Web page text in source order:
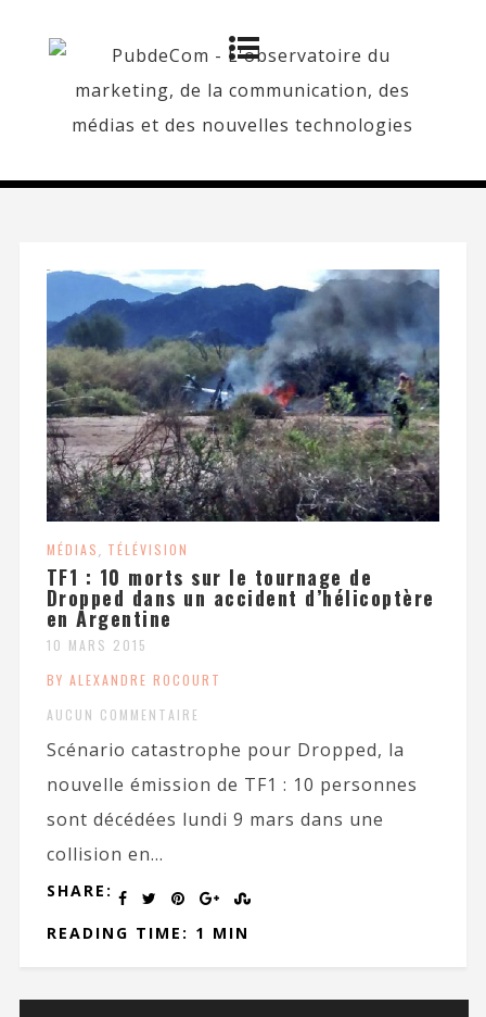
MÉDIAS, TÉLÉVISION
TF1 : 10 morts sur le tournage de
Dropped dans un accident d’hélicoptère
en Argentine
10 MARS 2015
BY ALEXANDRE ROCOURT
AUCUN COMMENTAIRE
Scénario catastrophe pour Dropped, la
nouvelle émission de TF1 : 10 personnes
sont décédées lundi 9 mars dans une
collision en...
SHARE:
READING TIME: 1 MIN